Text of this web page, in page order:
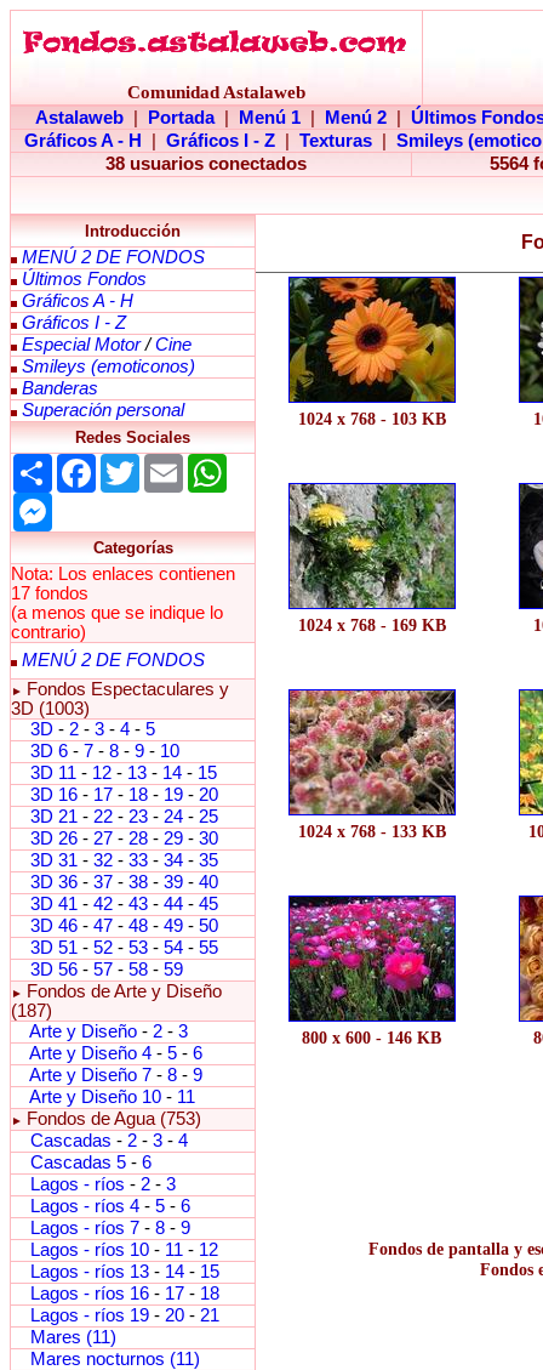
Comunidad Astalaweb
Astalaweb
Portada Menú 1 Menú 2
Últimos
Gráficos A - H
Gráficos I - Z Texturas
Smileys
38 usuarios conectados
5564
Introducción
MENÚ 2 DE FONDOS
Últimos Fondos
Gráficos A - H
Gráficos I - Z
Especial Motor/Cine
Smileys (emoticonos)
Banderas
Superación personal
Redes Sociales
Share Facebook
TwitterEmail
Categorías
Nota: Los enlaces contienen
17 fondos
(a menos que se indique lo
contrario)
MENÚ 2 DE FONDOS
►
Fondos Espectaculares y
3D (1003)
3D - 2 - 3 - 4 - 5
3D 6 - 7 - 8 - 9 - 10
3D 11 - 12 - 13 - 14 - 15
3D 16 - 17 - 18 - 19 - 20
3D 21 - 22 - 23 - 24 - 25
3D 26 - 27 - 28 - 29 - 30
3D 31 - 32 - 33 - 34 - 35
3D 36 - 37 - 38 - 39 - 40
3D 41 - 42 - 43 - 44 - 45
3D 46 - 47 - 48 - 49 - 50
3D 51 - 52 - 53 - 54 - 55
3D 56 - 57 - 58 - 59
►
Fondos de Arte y Diseño
(187)
Arte y Diseño - 2 - 3
Arte y Diseño 4 - 5 - 6
Arte y Diseño 7 - 8 - 9
Arte y Diseño 10 - 11
►
Fondos de Agua (753)
Cascadas - 2 - 3 - 4
Cascadas 5 - 6
Lagos - ríos - 2 - 3
Lagos - ríos 4 - 5 - 6
Lagos - ríos 7 - 8 - 9
Lagos - ríos 10 - 11 - 12
Lagos - ríos 13 - 14 - 15
Lagos - ríos 16 - 17 - 18
Lagos - ríos 19 - 20 - 21
Mares (11)
Mares nocturnos (11)
1024 x 768 - 103 KB
1024 x 768 - 169 KB
1024 x 768 - 133 KB
800 x 600 - 146 KB
Fondos de pantalla y
Fondos